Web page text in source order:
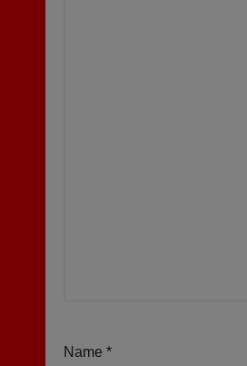
Name *